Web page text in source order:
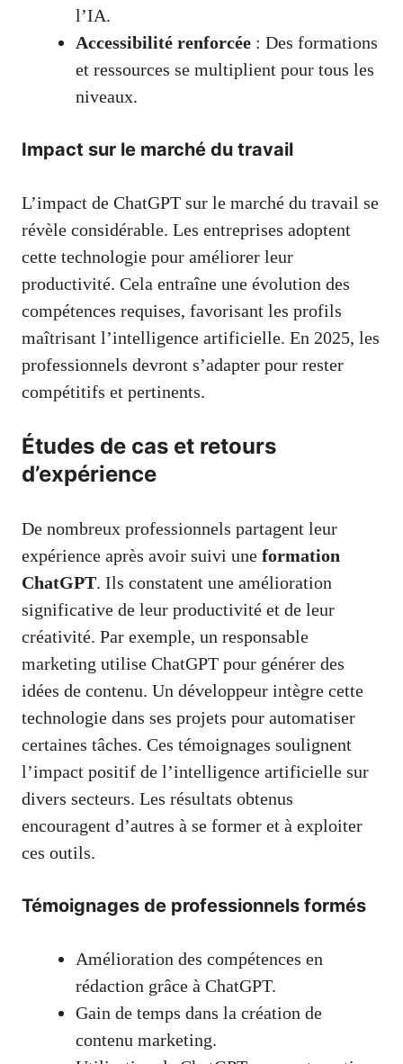
l’IA.
Accessibilité renforcée : Des formations
et ressources se multiplient pour tous les
niveaux.
Impact sur le marché du travail
L’impact de ChatGPT sur le marché du travail se
révèle considérable. Les entreprises adoptent
cette technologie pour améliorer leur
productivité. Cela entraîne une évolution des
compétences requises, favorisant les profils
maîtrisant l’intelligence artificielle. En 2025, les
professionnels devront s’adapter pour rester
compétitifs et pertinents.
Études de cas et retours
d’expérience
De nombreux professionnels partagent leur
expérience après avoir suivi une formation
ChatGPT. Ils constatent une amélioration
significative de leur productivité et de leur
créativité. Par exemple, un responsable
marketing utilise ChatGPT pour générer des
idées de contenu. Un développeur intègre cette
technologie dans ses projets pour automatiser
certaines tâches. Ces témoignages soulignent
l’impact positif de l’intelligence artificielle sur
divers secteurs. Les résultats obtenus
encouragent d’autres à se former et à exploiter
ces outils.
Témoignages de professionnels formés
Amélioration des compétences en
rédaction grâce à ChatGPT.
Gain de temps dans la création de
contenu marketing.